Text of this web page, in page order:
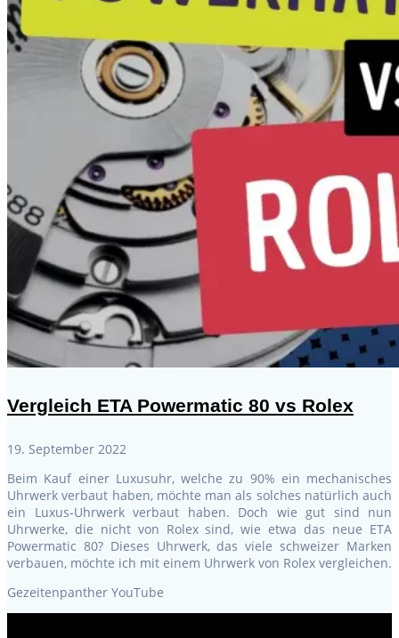
Vergleich ETA Powermatic 80 vs Rolex
19. September 2022
Beim Kauf einer Luxusuhr, welche zu 90% ein mechanisches
Uhrwerk verbaut haben, möchte man als solches natürlich auch
ein Luxus-Uhrwerk verbaut haben. Doch wie gut sind nun
Uhrwerke, die nicht von Rolex sind, wie etwa das neue ETA
Powermatic 80? Dieses Uhrwerk, das viele schweizer Marken
verbauen, möchte ich mit einem Uhrwerk von Rolex vergleichen.
Gezeitenpanther YouTube